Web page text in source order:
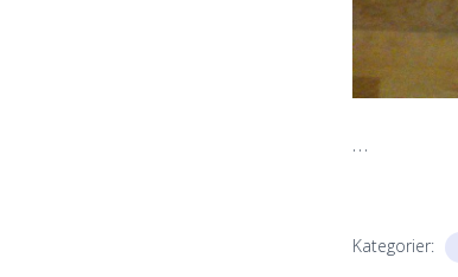
…
Kategorier: